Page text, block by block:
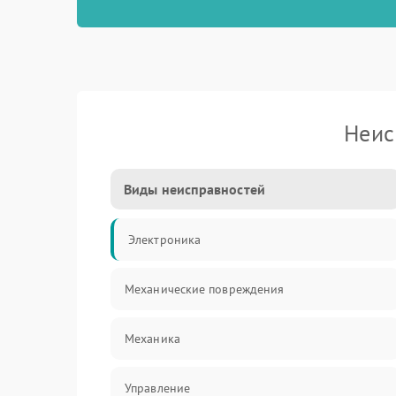
Виды неисправностей
Электроника
Механические повреждения
Механика
Управление